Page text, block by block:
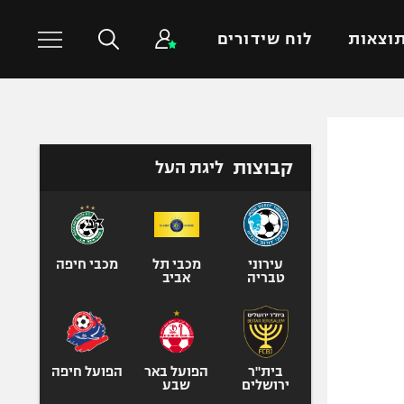
תוצאות לוח שידורים
טניס
כדורעף
ספורט אולימפי
היאבקות WWE
קבוצות ליגת העל
עירוני
טבריה
מכבי תל
אביב
מכבי חיפה
בית"ר
ירושלים
הפועל באר
שבע
הפועל חיפה